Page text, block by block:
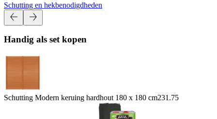
Schutting en hekbenodigdheden
Handig als set kopen
Schutting Modern keruing hardhout 180 x 180 cm231.75